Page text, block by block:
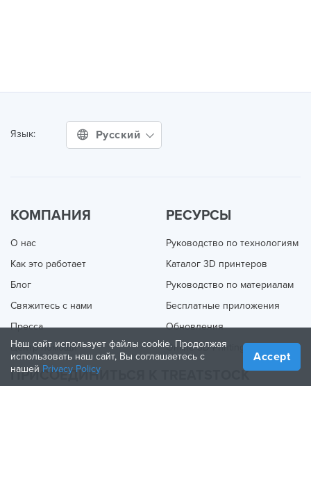
Язык: Русский
КОМПАНИЯ
О нас
Как это работает
Блог
Свяжитесь с нами
Пресса
Центр помощи
РЕСУРСЫ
Руководство по технологиям
Каталог 3D принтеров
Руководство по материалам
Бесплатные приложения
Обновления
Online 3D Printing
ПРИСОЕДИНИТЬСЯ К TREATSTOCK
Наш сайт использует файлы cookie. Продолжая
использовать наш сайт, Вы соглашаетесь с
нашей Privacy Policy
Accept